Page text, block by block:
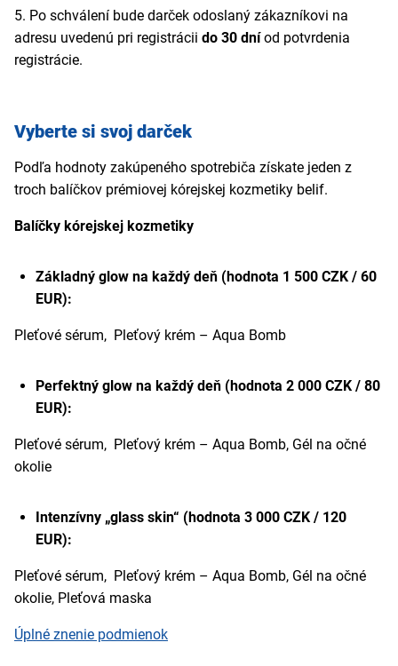
5. Po schválení bude darček odoslaný zákazníkovi na
adresu uvedenú pri registrácii do 30 dníod potvrdenia
registrácie.
Vyberte si svoj darček
Podľa hodnoty zakúpeného spotrebiča získate jeden z
troch balíčkov prémiovej kórejskej kozmetiky belif.
Balíčky kórejskej kozmetiky
Základný glow na každý deň (hodnota 1 500 CZK / 60
EUR):
Pleťové sérum, Pleťový krém – Aqua Bomb
Perfektný glow na každý deň (hodnota 2 000 CZK / 80
EUR):
Pleťové sérum, Pleťový krém – Aqua Bomb, Gél na očné
okolie
Intenzívny „glass skin“ (hodnota 3 000 CZK / 120
EUR):
Pleťové sérum, Pleťový krém – Aqua Bomb, Gél na očné
okolie, Pleťová maska
Úplné znenie podmienok